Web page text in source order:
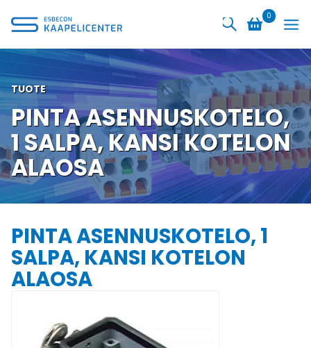
sisältöön
0
TUOTE
PINTA ASENNUSKOTELO,
1 SALPA, KANSI KOTELON
ALAOSA
PINTA ASENNUSKOTELO, 1
SALPA, KANSI KOTELON
ALAOSA